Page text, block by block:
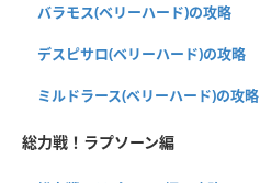
バラモス(ベリーハード)の攻略
デスピサロ(ベリーハード)の攻略
ミルドラース(ベリーハード)の攻略
総力戦！ラプソーン編